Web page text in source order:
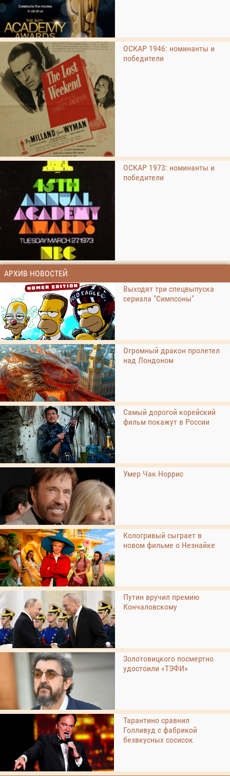
ОСКАР 1946: номинанты и
победители
ОСКАР 1973: номинанты и
победители
АРХИВ НОВОСТЕЙ
Выходят три спецвыпуска
сериала "Симпсоны"
Огромный дракон пролетел
над Лондоном
Самый дорогой корейский
фильм покажут в России
Умер Чак Норрис
Кологривый сыграет в
новом фильме о Незнайке
Путин вручил премию
Кончаловскому
Золотовицкого посмертно
удостоили «ТЭФИ»
Тарантино сравнил
Голливуд с фабрикой
безвкусных сосисок